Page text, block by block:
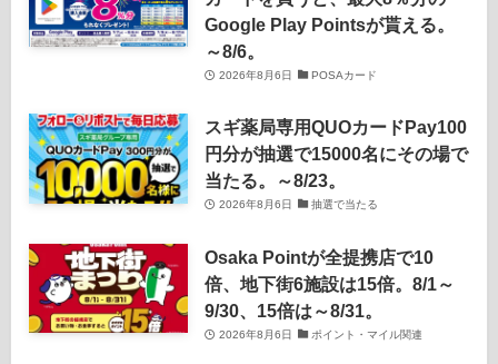
Google Play Pointsが貰える。
～8/6。
2026年8月6日 POSAカード
スギ薬局専用QUOカードPay100
円分が抽選で15000名にその場で
当たる。～8/23。
2026年8月6日 抽選で当たる
Osaka Pointが全提携店で10
倍、地下街6施設は15倍。8/1～
9/30、15倍は～8/31。
2026年8月6日 ポイント・マイル関連